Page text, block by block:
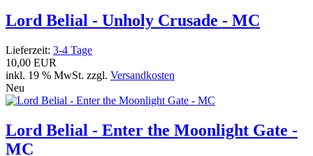
Lord Belial - Unholy Crusade - MC
Lieferzeit: 3-4 Tage
10,00 EUR
inkl. 19 % MwSt. zzgl. Versandkosten
Neu
Lord Belial - Enter the Moonlight Gate -
MC